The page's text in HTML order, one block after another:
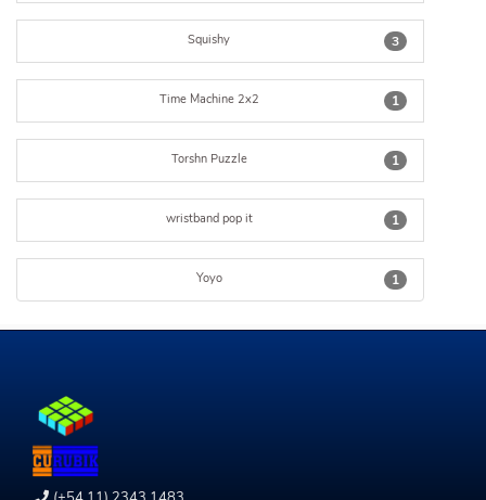
3
Squishy
1
Time Machine 2x2
1
Torshn Puzzle
1
wristband pop it
1
Yoyo